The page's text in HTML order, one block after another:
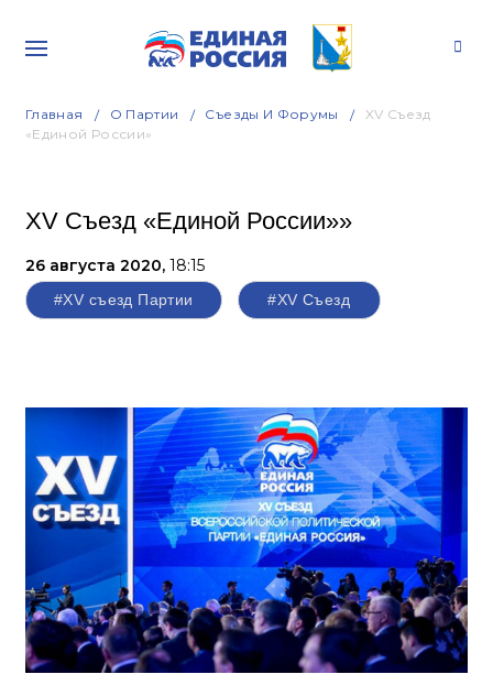
Главная О Партии Съезды И Форумы
XV Съезд
«Единой России»
XV Съезд «Единой России»»
26 августа 2020, 18:15
#XV съезд Партии #XV Съезд